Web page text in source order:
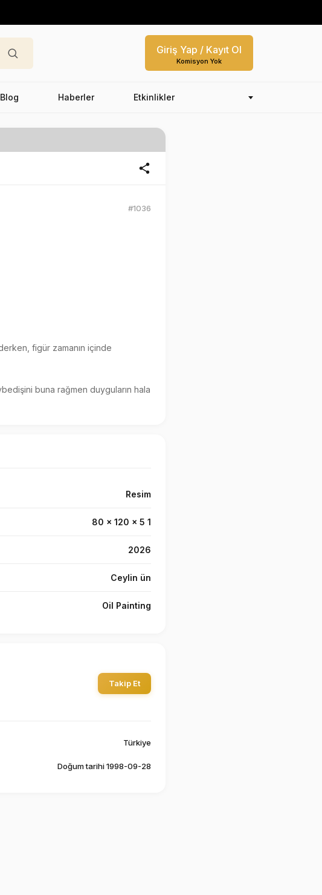
Giriş Yap / Kayıt Ol
Komisyon Yok
Blog Haberler Etkinlikler
#1036
Resim
80 x 120 x 5 1
2026
Ceylin ün
Oil Painting
Takip Et
Türkiye
Doğum tarihi 1998-09-28